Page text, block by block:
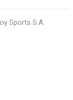
Sports S.A.